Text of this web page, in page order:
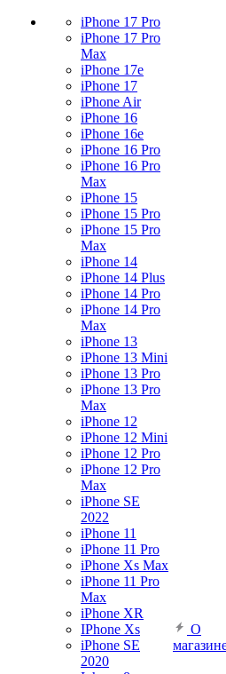
iPhone 17 Pro
iPhone 17 Pro
Max
iPhone 17e
iPhone 17
iPhone Air
iPhone 16
iPhone 16e
iPhone 16 Pro
iPhone 16 Pro
Max
iPhone 15
iPhone 15 Pro
iPhone 15 Pro
Max
iPhone 14
iPhone 14 Plus
iPhone 14 Pro
iPhone 14 Pro
Max
iPhone 13
iPhone 13 Mini
iPhone 13 Pro
iPhone 13 Pro
Max
iPhone 12
iPhone 12 Mini
iPhone 12 Pro
iPhone 12 Pro
Max
iPhone SE
2022
iPhone 11
iPhone 11 Pro
iPhone Xs Max
iPhone 11 Pro
Max
iPhone XR
IPhone Xs
iPhone SE
2020
О